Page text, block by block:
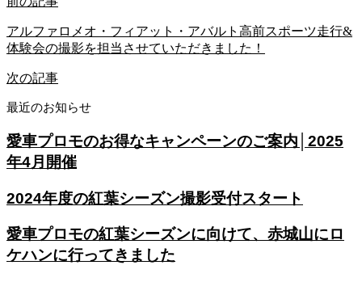
アルファロメオ・フィアット・アバルト高前スポーツ走行&
体験会の撮影を担当させていただきました！
次の記事
最近のお知らせ
愛車プロモのお得なキャンペーンのご案内│2025
年4月開催
2024年度の紅葉シーズン撮影受付スタート
愛車プロモの紅葉シーズンに向けて、赤城山にロ
ケハンに行ってきました